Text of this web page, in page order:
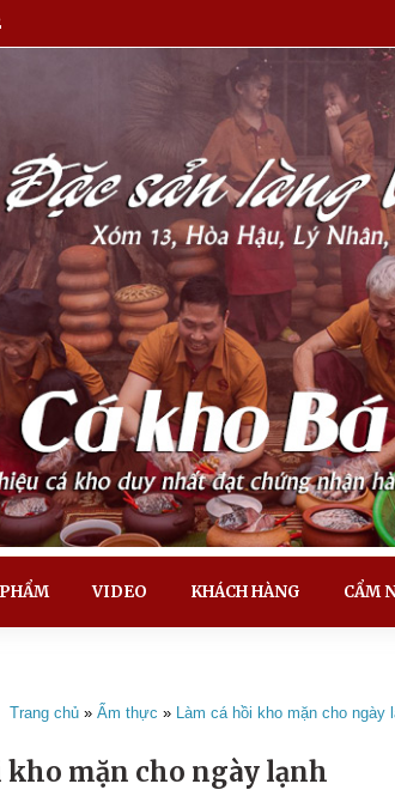
VIDEO KHÁCH HÀNG CẨM
Trang chủ» Ẩm thực » Làm cá hồi kho mặn cho ngày
kho mặn cho ngày lạnh